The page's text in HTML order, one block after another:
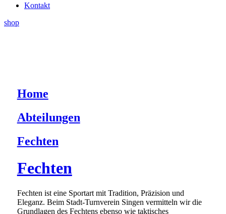
Kontakt
shop
Home
Abteilungen
Fechten
Fechten
Fechten ist eine Sportart mit Tradition, Präzision und
Eleganz. Beim Stadt-Turnverein Singen vermitteln wir die
Grundlagen des Fechtens ebenso wie taktisches